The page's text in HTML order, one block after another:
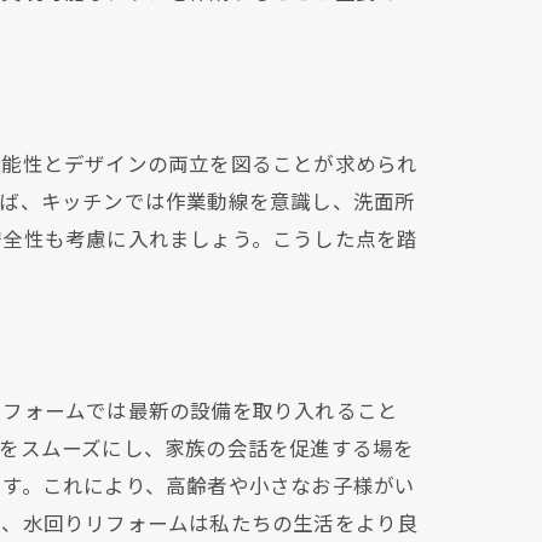
性とデザインの両立を図ることが求められ
、キッチンでは作業動線を意識し、洗面所
性も考慮に入れましょう。こうした点を踏
ォームでは最新の設備を取り入れること
スムーズにし、家族の会話を促進する場を
。これにより、高齢者や小さなお子様がい
水回りリフォームは私たちの生活をより良